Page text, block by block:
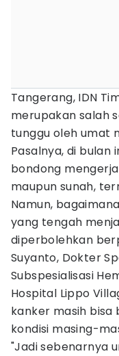
Tangerang, IDN
merupakan salah
tunggu oleh umat
Pasalnya, di
bondong
maupun sunah,
Namun,
yang tengah
diperbolehkan
Suyanto, Dokter
Subspesialisasi
Hospital Lippo
kanker masih bisa
kondisi masing-
"Jadi sebenarnya